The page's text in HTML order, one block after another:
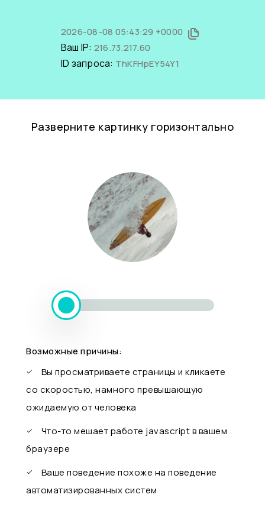
2026-08-08 05:43:29 +0000
Ваш IP: 216.73.217.60
ID запроса: ThKFHpEY54Y1
Разверните картинку горизонтально
Возможные причины:
Вы просматриваете страницы и кликаете
со скоростью, намного превышающую
ожидаемую от человека
Что-то мешает работе javascript в вашем
браузере
Ваше поведение похоже на поведение
автоматизированных систем